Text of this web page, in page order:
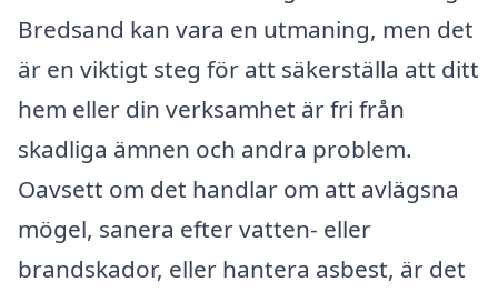
Bredsand kan vara en utmaning, men det
är en viktigt steg för att säkerställa att ditt
hem eller din verksamhet är fri från
skadliga ämnen och andra problem.
Oavsett om det handlar om att avlägsna
mögel, sanera efter vatten- eller
brandskador, eller hantera asbest, är det